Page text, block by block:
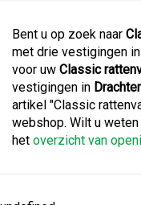
Bent u op zoek naar
met drie vestigingen in
voor uw Classic
vestigingen in
artikel "Classic
webshop. Wilt u
het overzicht van